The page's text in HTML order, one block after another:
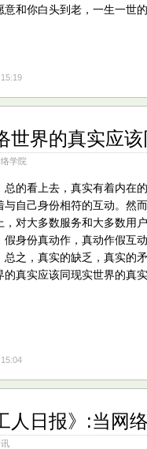
意和你白头到老，一生一世
世界的真实应
络学院
总的看上去，真实有着内在
与自己身份相符的互动。然
，对大多数服务和大多数用
假身份真动作，真动作假互
总之，真实的缺乏，真实的
的真实应该同现实世界的真
人日报》:当网